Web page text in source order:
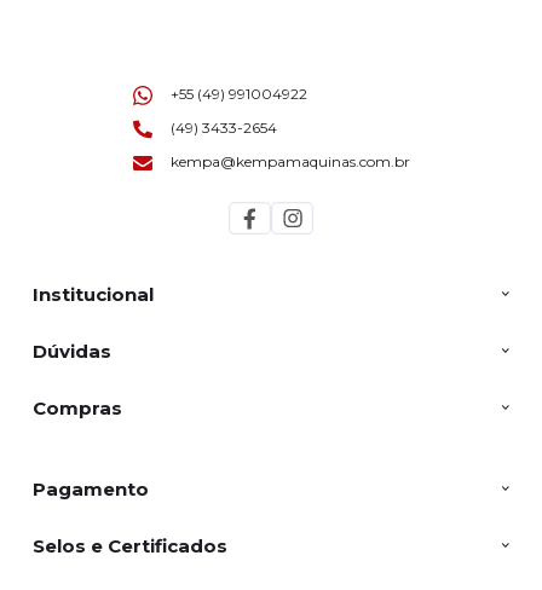
Institucional
Dúvidas
Compras
+55 (49) 991004922
(49) 3433-2654
kempa@kempamaquinas.com.br
Pagamento
Selos e Certificados